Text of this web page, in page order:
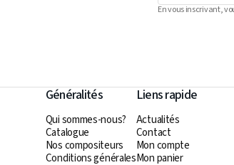
En vous inscrivant,
Généralités
Qui sommes-nous?
Catalogue
Nos compositeurs
Conditions générales
Liens rapide
Actualités
Contact
Mon compte
Mon panier